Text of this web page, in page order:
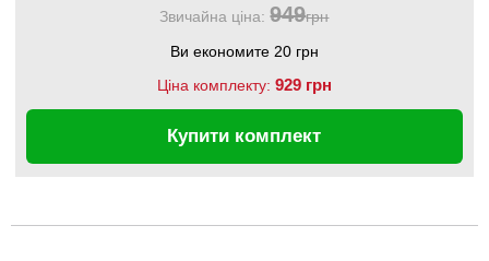
Звичайна ціна:949грн
Ви економите 20 грн
Ціна комплекту: 929 грн
Купити комплект